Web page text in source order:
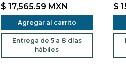
$ 17,565.59 MXN
Agregar al carrito
Entrega de 5 a 8 días
hábiles
$